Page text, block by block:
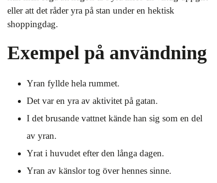
eller att det råder yra på stan under en hektisk
shoppingdag.
Exempel på användning
Yran fyllde hela rummet.
Det var en yra av aktivitet på gatan.
I det brusande vattnet kände han sig som en del
av yran.
Yrat i huvudet efter den långa dagen.
Yran av känslor tog över hennes sinne.